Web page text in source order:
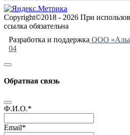
Copyright©2018 - 2026 При
ссылка обязательна
Разработка и поддержка ООО
04
Обратная связь
Ф.И.О.*
Email*